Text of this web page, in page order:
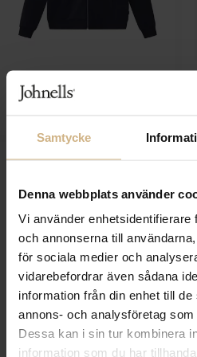
Samtycke
Denna webbplats använder
Vi använder enhetsidentifierare
och annonserna till
för sociala medier och
vidarebefordrar även sådana
information från din enhet till
annons- och analysföretag
Dessa kan i sin tur kombinera
information som du har
Ballier track jacket
LES DEUX